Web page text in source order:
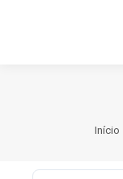
Início